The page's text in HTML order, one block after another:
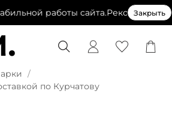
работы сайта.Рекомендуем
Закрыть
по Курчатову